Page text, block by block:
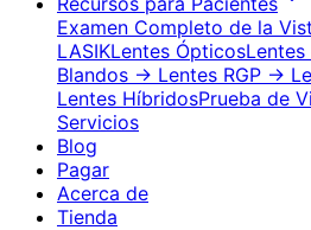
Examen Completo de la
LASIKLentes Ópticos
Blandos → Lentes RGP →
Lentes HíbridosPrueba de
Servicios
Blog
Pagar
Acerca de
Tienda